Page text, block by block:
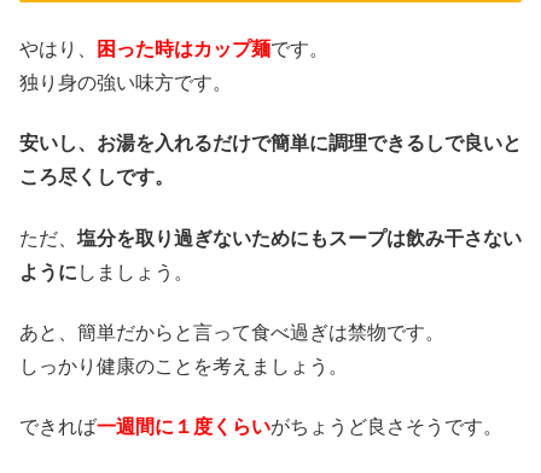
やはり、 困った時はカップ麺です。
独り身の強い味方です。
安いし、お湯を入れるだけで簡単に調理できるしで良いと
ころ尽くしです。
ただ、 塩分を取り過ぎないためにもスープは飲み干さない
ように しましょう。
あと、簡単だからと言って食べ過ぎは禁物です。
しっかり健康のことを考えましょう。
できれば一週間に１度くらいがちょうど良さそうです。